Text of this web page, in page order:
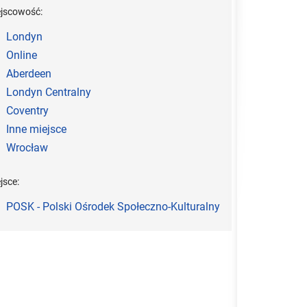
Londyn
Online
Aberdeen
Londyn Centralny
Coventry
Inne miejsce
Wrocław
POSK - Polski Ośrodek Społeczno-Kulturalny